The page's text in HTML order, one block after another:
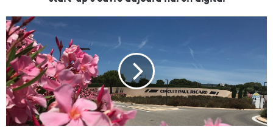
l
'
é
v
é
n
e
m
e
V
i
d
é
o
-
P
o